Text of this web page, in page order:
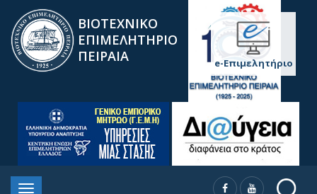
ΒΙΟΤΕΧΝΙΚΟ
ΕΠΙΜΕΛΗΤΗΡΙΟ
ΠΕΙΡΑΙΑ
e-Επιμελητήριο